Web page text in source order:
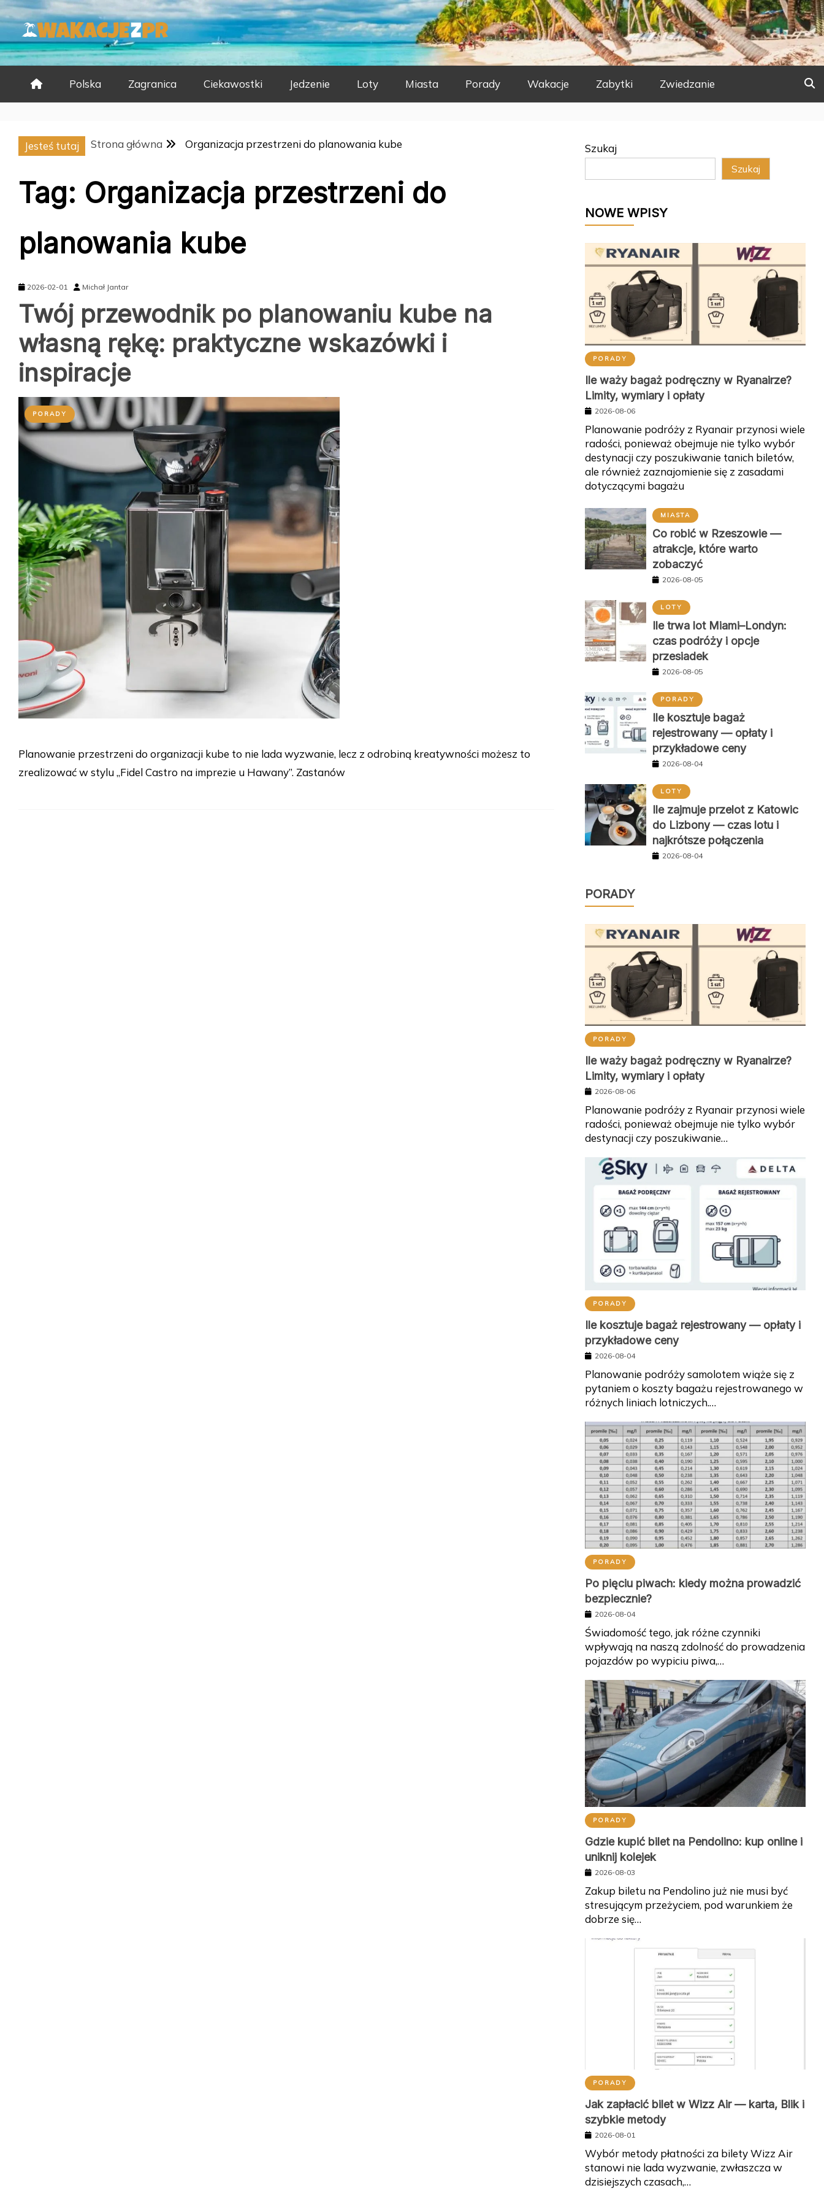
Skip
to
content
Polska Zagranica Ciekawostki Jedzenie Loty Miasta Porady Wakacje Zabytki Zwiedzanie
Jesteś tutaj Strona główna Organizacja przestrzeni do planowania kube
Tag: Organizacja przestrzeni do
planowania kube
2026-02-01 Michał Jantar
Twój przewodnik po planowaniu kube na
własną rękę: praktyczne wskazówki i
inspiracje
PORADY
Planowanie przestrzeni do organizacji kube to nie lada wyzwanie, lecz z odrobiną kreatywności możesz to
zrealizować w stylu „Fidel Castro na imprezie u Hawany”. Zastanów
Szukaj
Szukaj
NOWE WPISY
PORADY
Ile waży bagaż podręczny w Ryanairze?
Limity, wymiary i opłaty
2026-08-06
Planowanie podróży z Ryanair przynosi wiele
radości, ponieważ obejmuje nie tylko wybór
destynacji czy poszukiwanie tanich biletów,
ale również zaznajomienie się z zasadami
dotyczącymi bagażu
MIASTA
Co robić w Rzeszowie —
atrakcje, które warto
zobaczyć
2026-08-05
LOTY
Ile trwa lot Miami–Londyn:
czas podróży i opcje
przesiadek
2026-08-05
PORADY
Ile kosztuje bagaż
rejestrowany — opłaty i
przykładowe ceny
2026-08-04
LOTY
Ile zajmuje przelot z Katowic
do Lizbony — czas lotu i
najkrótsze połączenia
2026-08-04
PORADY
PORADY
Ile waży bagaż podręczny w Ryanairze?
Limity, wymiary i opłaty
2026-08-06
Planowanie podróży z Ryanair przynosi wiele
radości, ponieważ obejmuje nie tylko wybór
destynacji czy poszukiwanie…
PORADY
Ile kosztuje bagaż rejestrowany — opłaty i
przykładowe ceny
2026-08-04
Planowanie podróży samolotem wiąże się z
pytaniem o koszty bagażu rejestrowanego w
różnych liniach lotniczych.…
PORADY
Po pięciu piwach: kiedy można prowadzić
bezpiecznie?
2026-08-04
Świadomość tego, jak różne czynniki
wpływają na naszą zdolność do prowadzenia
pojazdów po wypiciu piwa,…
PORADY
Gdzie kupić bilet na Pendolino: kup online i
uniknij kolejek
2026-08-03
Zakup biletu na Pendolino już nie musi być
stresującym przeżyciem, pod warunkiem że
dobrze się…
PORADY
Jak zapłacić bilet w Wizz Air — karta, Blik i
szybkie metody
2026-08-01
Wybór metody płatności za bilety Wizz Air
stanowi nie lada wyzwanie, zwłaszcza w
dzisiejszych czasach,…